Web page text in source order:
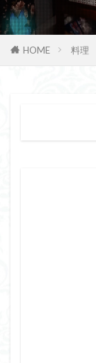
HOME 料理